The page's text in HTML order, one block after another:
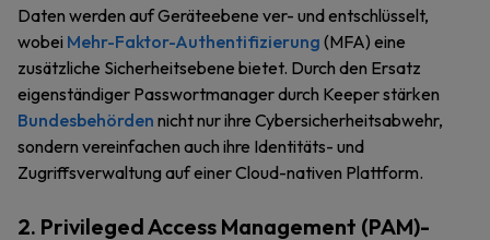
Daten werden auf Geräteebene ver- und entschlüsselt,
wobei Mehr-Faktor-Authentifizierung (MFA) eine
zusätzliche Sicherheitsebene bietet. Durch den Ersatz
eigenständiger Passwortmanager durch Keeper stärken
Bundesbehörden nicht nur ihre Cybersicherheitsabwehr,
sondern vereinfachen auch ihre Identitäts- und
Zugriffsverwaltung auf einer Cloud-nativen Plattform.
2. Privileged Access Management (PAM)-